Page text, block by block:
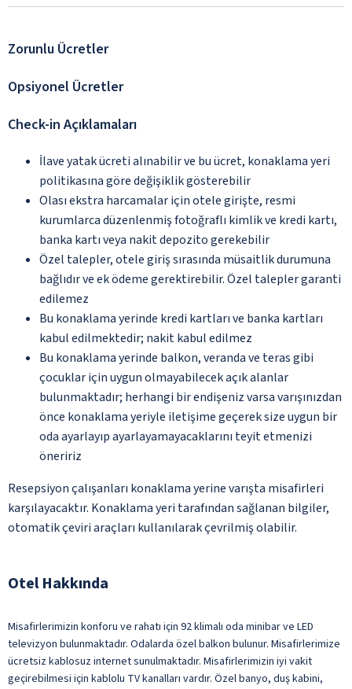
Zorunlu Ücretler
Opsiyonel Ücretler
Check-in Açıklamaları
İlave yatak ücreti alınabilir ve bu ücret, konaklama yeri
politikasına göre değişiklik gösterebilir
Olası ekstra harcamalar için otele girişte, resmi
kurumlarca düzenlenmiş fotoğraflı kimlik ve kredi kartı,
banka kartı veya nakit depozito gerekebilir
Özel talepler, otele giriş sırasında müsaitlik durumuna
bağlıdır ve ek ödeme gerektirebilir. Özel talepler garanti
edilemez
Bu konaklama yerinde kredi kartları ve banka kartları
kabul edilmektedir; nakit kabul edilmez
Bu konaklama yerinde balkon, veranda ve teras gibi
çocuklar için uygun olmayabilecek açık alanlar
bulunmaktadır; herhangi bir endişeniz varsa varışınızdan
önce konaklama yeriyle iletişime geçerek size uygun bir
oda ayarlayıp ayarlayamayacaklarını teyit etmenizi
öneririz
Resepsiyon çalışanları konaklama yerine varışta misafirleri
karşılayacaktır. Konaklama yeri tarafından sağlanan bilgiler,
otomatik çeviri araçları kullanılarak çevrilmiş olabilir.
Otel Hakkında
Misafirlerimizin konforu ve rahatı için 92 klimalı oda minibar ve LED
televizyon bulunmaktadır. Odalarda özel balkon bulunur. Misafirlerimize
ücretsiz kablosuz internet sunulmaktadır. Misafirlerimizin iyi vakit
geçirebilmesi için kablolu TV kanalları vardır. Özel banyo, duş kabini,